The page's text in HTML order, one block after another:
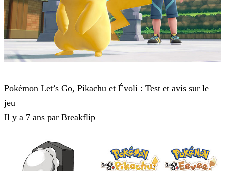
Pokémon Let’s Go, Pikachu et Évoli : Test et avis sur le
jeu
Il y a 7 ans par Breakflip